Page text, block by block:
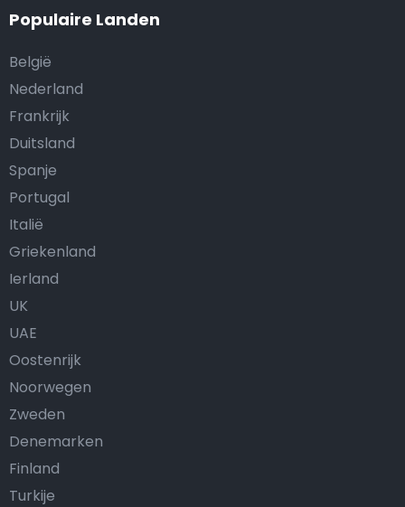
Populaire Landen
België
Nederland
Frankrijk
Duitsland
Spanje
Portugal
Italië
Griekenland
Ierland
UK
UAE
Oostenrijk
Noorwegen
Zweden
Denemarken
Finland
Turkije